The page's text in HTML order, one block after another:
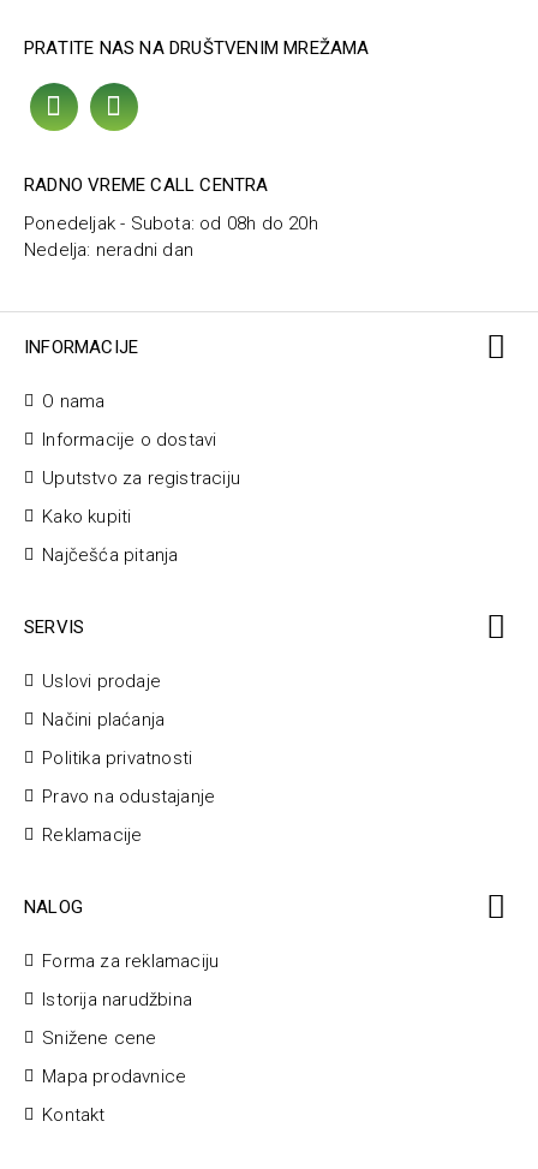
PRATITE NAS NA DRUŠTVENIM MREŽAMA
RADNO VREME CALL CENTRA
Ponedeljak - Subota: od 08h do 20h
Nedelja: neradni dan
INFORMACIJE
O nama
Informacije o dostavi
Uputstvo za registraciju
Kako kupiti
Najčešća pitanja
SERVIS
Uslovi prodaje
Načini plaćanja
Politika privatnosti
Pravo na odustajanje
Reklamacije
NALOG
Forma za reklamaciju
Istorija narudžbina
Snižene cene
Mapa prodavnice
Kontakt